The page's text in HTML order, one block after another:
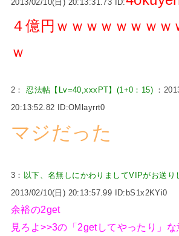
2013/02/10(日) 20:13:31.73 ID:
４億円ｗｗｗｗｗｗｗｗ
ｗ
2： 忍法帖【Lv=40,xxxPT】(1+0：15) ：
20:13:52.82 ID:OMlayrrt0
マジだった
3： 以下、名無しにかわりましてVIPがお送り
2013/02/10(日) 20:13:57.99 ID:bS1x2KYi0
余裕の2get
見ろよ>>3の「2getしてやったり」